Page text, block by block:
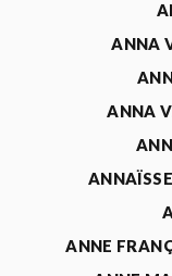
ANNA
ANNA
ANNE